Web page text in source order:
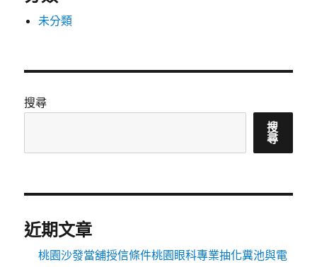
未分類
搜尋
搜
尋
近期文章
桃園沙發當舖授信條件桃園眼科專業抽化糞池與電